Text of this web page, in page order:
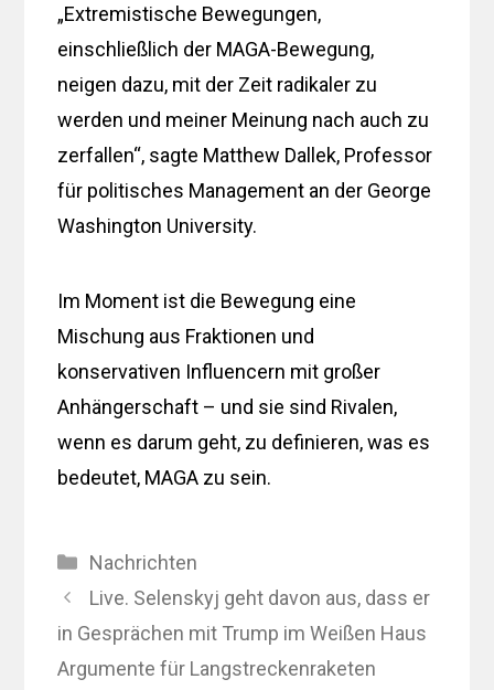
„Extremistische Bewegungen,
einschließlich der MAGA-Bewegung,
neigen dazu, mit der Zeit radikaler zu
werden und meiner Meinung nach auch zu
zerfallen“, sagte Matthew Dallek, Professor
für politisches Management an der George
Washington University.
Im Moment ist die Bewegung eine
Mischung aus Fraktionen und
konservativen Influencern mit großer
Anhängerschaft – und sie sind Rivalen,
wenn es darum geht, zu definieren, was es
bedeutet, MAGA zu sein.
Kategorien
Nachrichten
Live. Selenskyj geht davon aus, dass er
in Gesprächen mit Trump im Weißen Haus
Argumente für Langstreckenraketen